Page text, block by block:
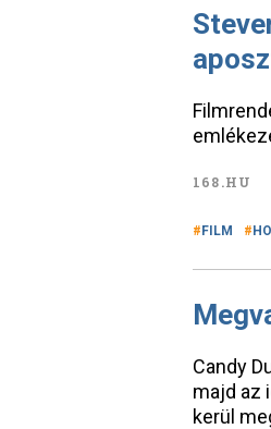
168.HU
FILM
Candy
majd az
kerül